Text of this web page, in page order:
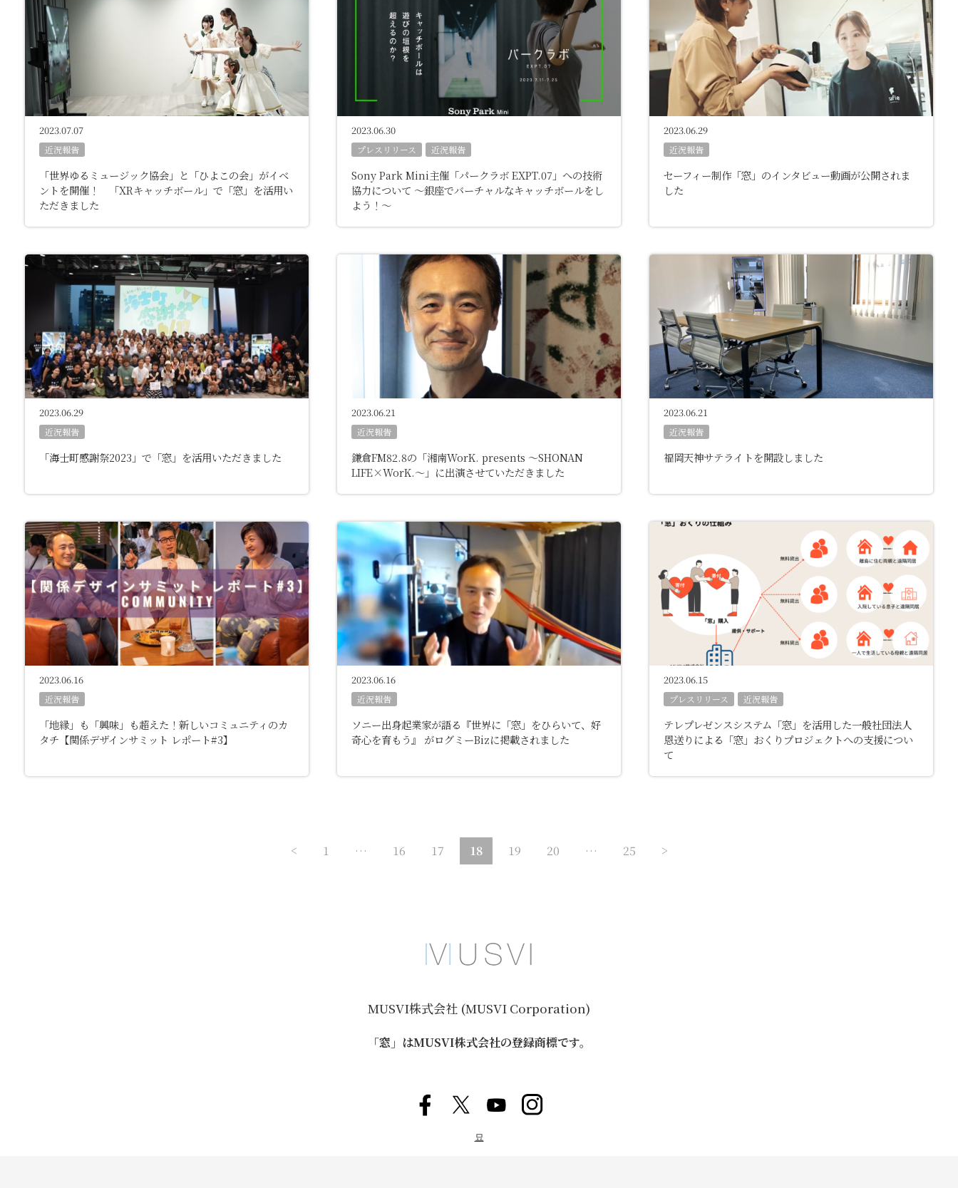
2023.07.07
近況報告
「世界ゆるミュージック協会」と「ひよこの会」がイベ
ントを開催！ 「XRキャッチボール」で「窓」を活用い
ただきました
2023.06.30
プレスリリース 近況報告
Sony Park Mini主催「パークラボ EXPT.07」への技術
協力について ～銀座でバーチャルなキャッチボールをし
よう！～
2023.06.29
近況報告
セーフィー制作「窓」のインタビュー動画が公開されま
した
2023.06.29
近況報告
「海士町感謝祭2023」で「窓」を活用いただきました
2023.06.21
近況報告
鎌倉FM82.8の「湘南WorK. presents 〜SHONAN
LIFE×WorK.〜」に出演させていただきました
2023.06.21
近況報告
福岡天神サテライトを開設しました
2023.06.16
近況報告
「地縁」も「興味」も超えた！新しいコミュニティのカ
タチ【関係デザインサミット レポート#3】
2023.06.16
近況報告
ソニー出身起業家が語る『世界に「窓」をひらいて、好
奇心を育もう』 がログミーBizに掲載されました
2023.06.15
プレスリリース 近況報告
テレプレゼンスシステム「窓」を活用した一般社団法人
恩送りによる「窓」おくりプロジェクトへの支援につい
て
< 1 … 16 17 18 19 20 … 25 >
MUSVI株式会社 (MUSVI Corporation)
「窓」はMUSVI株式会社の登録商標です。
묘